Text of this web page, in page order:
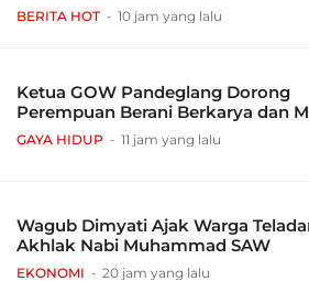
BERITA HOT 10 jam yang lalu
Ketua GOW Pandeglang Dorong
Perempuan Berani Berkarya dan
GAYA HIDUP 11 jam yang lalu
Wagub Dimyati Ajak Warga
Akhlak Nabi Muhammad SAW
EKONOMI 20 jam yang lalu